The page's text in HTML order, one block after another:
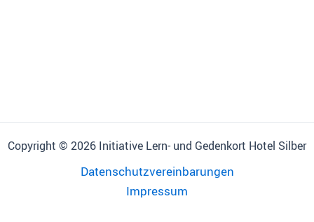
Copyright © 2026 Initiative Lern- und Gedenkort Hotel Silber
Datenschutzvereinbarungen
Impressum